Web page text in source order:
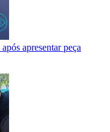
apresentar peça